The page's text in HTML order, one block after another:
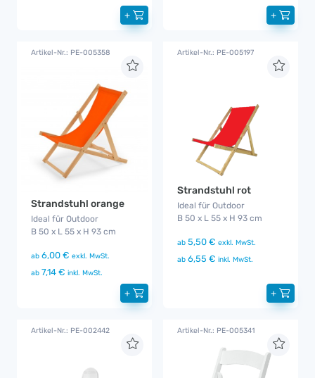
+ +
Artikel-Nr.: PE-005358
Strandstuhl orange
Ideal für Outdoor
B 50 x L 55 x H 93 cm
ab 6,00 € exkl. MwSt.
ab 7,14 € inkl. MwSt.
+
Artikel-Nr.: PE-005197
Strandstuhl rot
Ideal für Outdoor
B 50 x L 55 x H 93 cm
ab 5,50 € exkl. MwSt.
ab 6,55 € inkl. MwSt.
+
Artikel-Nr.: PE-002442 Artikel-Nr.: PE-005341